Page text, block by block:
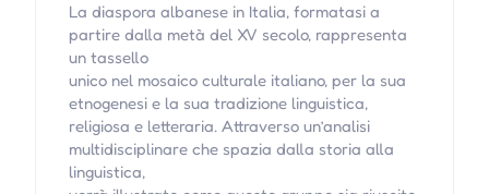
La diaspora albanese in Italia, formatasi a
partire dalla metà del XV secolo, rappresenta
un tassello
unico nel mosaico culturale italiano, per la sua
etnogenesi e la sua tradizione linguistica,
religiosa e letteraria. Attraverso un’analisi
multidisciplinare che spazia dalla storia alla
linguistica,